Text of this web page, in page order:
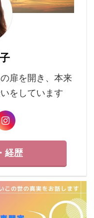
扉を開き、本来
をしています
経歴